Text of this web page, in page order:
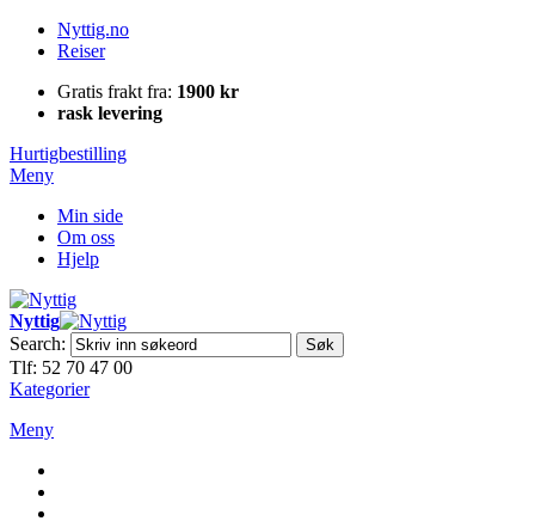
Nyttig.no
Reiser
Gratis frakt fra: 1900 kr
rask levering
Hurtigbestilling
Meny
Min side
Om oss
Hjelp
Nyttig
Search:
Søk
Tlf: 52 70 47 00
Kategorier
Meny